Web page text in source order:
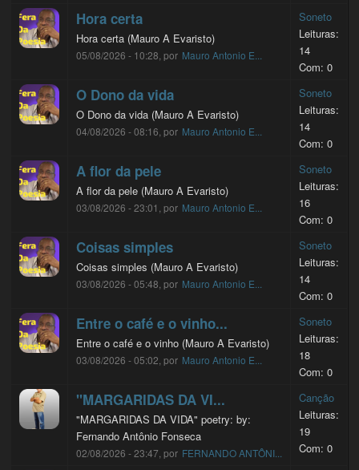
Hora certa
Hora certa (Mauro A Evaristo)
05/08/2026 - 10:28, por Mauro Antonio E...
Soneto
Leituras:
14
Com: 0
O Dono da vida
O Dono da vida (Mauro A Evaristo)
04/08/2026 - 08:16, por Mauro Antonio E...
Soneto
Leituras:
14
Com: 0
A flor da pele
A flor da pele (Mauro A Evaristo)
03/08/2026 - 23:01, por Mauro Antonio E...
Soneto
Leituras:
16
Com: 0
Coisas simples
Coisas simples (Mauro A Evaristo)
03/08/2026 - 05:48, por Mauro Antonio E...
Soneto
Leituras:
14
Com: 0
Entre o café e o vinho...
Entre o café e o vinho (Mauro A Evaristo)
03/08/2026 - 05:02, por Mauro Antonio E...
Soneto
Leituras:
18
Com: 0
"MARGARIDAS DA VI...
"MARGARIDAS DA VIDA" poetry: by:
Fernando Antônio Fonseca
02/08/2026 - 23:47, por FERNANDO ANTÔNI...
Canção
Leituras:
19
Com: 0